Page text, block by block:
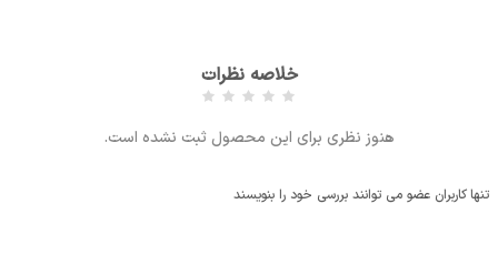
خلاصه نظرات
هنوز نظری برای این محصول ثبت نشده است.
تنها کاربران عضو می توانند بررسی خود را بنویسند